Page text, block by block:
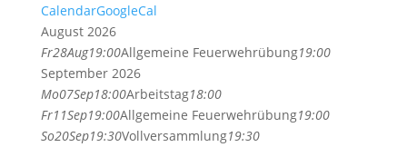
CalendarGoogleCal
August 2026
Fr28Aug19:00Allgemeine Feuerwehrübung19:00
September 2026
Mo07Sep18:00Arbeitstag18:00
Fr11Sep19:00Allgemeine Feuerwehrübung19:00
So20Sep19:30Vollversammlung19:30